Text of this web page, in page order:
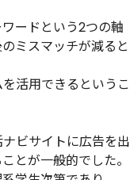
ードという2つの軸
ミスマッチが減ると
活用できるというこ
ビサイトに広告を出
とが一般的でした。